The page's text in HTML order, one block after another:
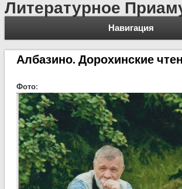
Литературное
Навигация
Албазино. Дорохинские
Фото: